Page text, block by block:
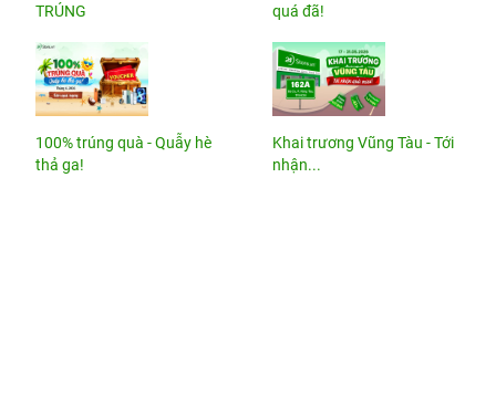
TRÚNG
quá đã!
100% trúng quà - Quẫy hè
thả ga!
Khai trương Vũng Tàu - Tới
nhận...